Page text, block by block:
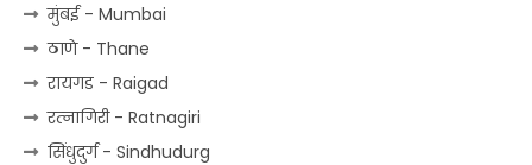
मुंबई - Mumbai
ठाणे - Thane
रायगड - Raigad
रत्‍नागिरी - Ratnagiri
सिंधुदुर्ग - Sindhudurg